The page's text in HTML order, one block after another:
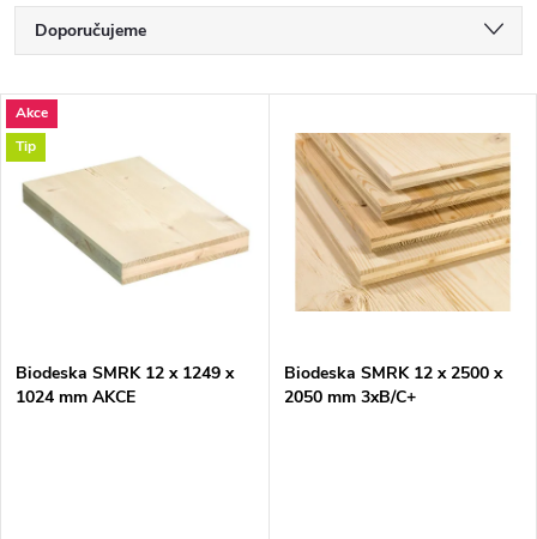
Ř
a
z
e
p
Doporučujeme
Nejdražší
Nejprodávanější
Abecedně
V
ý
s
p
Akce
Tip
Biodeska SMRK 12 x 1249 x
1024 mm AKCE
Biodeska SMRK 12 x 2500 x
2050 mm 3xB/C+